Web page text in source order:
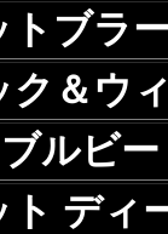
トブラ
ク＆ウ
ルビー
ト ディ